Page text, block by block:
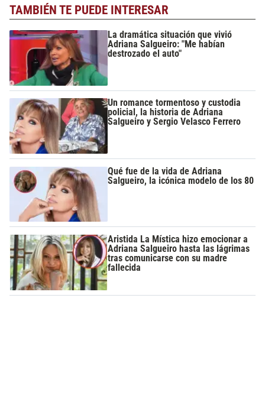
TAMBIÉN TE PUEDE INTERESAR
La dramática situación que vivió
Adriana Salgueiro: "Me habían
destrozado el auto"
Un romance tormentoso y custodia
policial, la historia de Adriana
Salgueiro y Sergio Velasco Ferrero
Qué fue de la vida de Adriana
Salgueiro, la icónica modelo de los 80
Aristida La Mística hizo emocionar a
Adriana Salgueiro hasta las lágrimas
tras comunicarse con su madre
fallecida